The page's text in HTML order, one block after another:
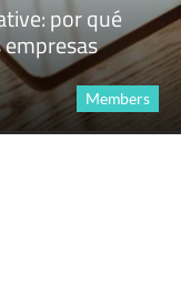
por qué
Members